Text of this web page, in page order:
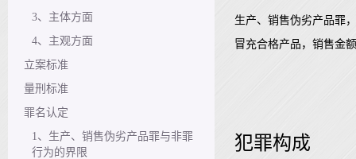
3、主体方面
4、主观方面
立案标准
量刑标准
罪名认定
1、生产、销售伪劣产品罪与非罪
行为的界限
生产、销售伪劣产品罪
冒充合格产品，销售金
犯罪构成